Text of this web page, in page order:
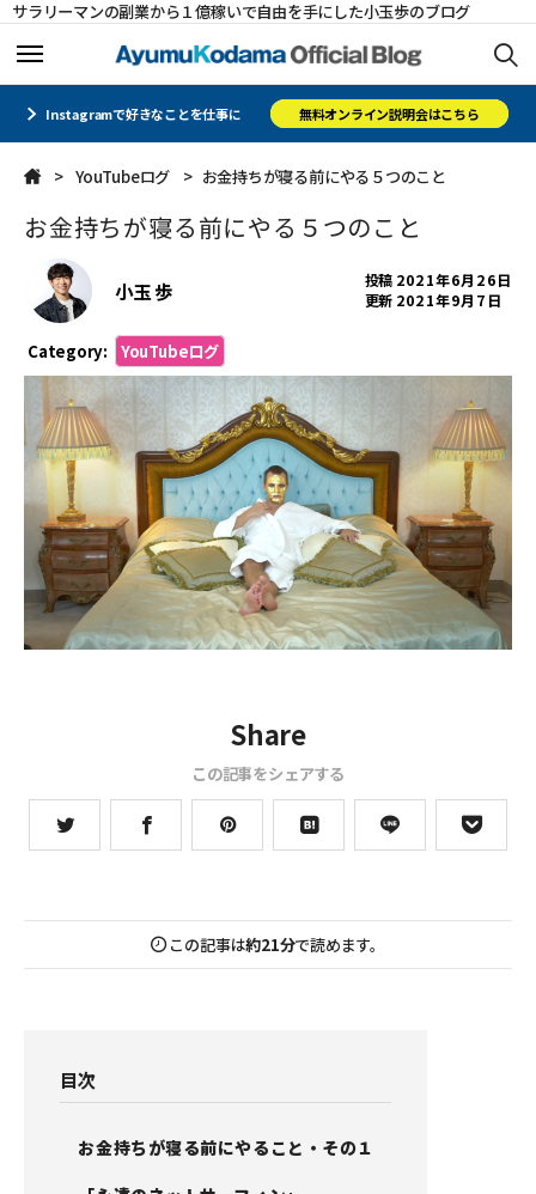
サラリーマンの副業から１億稼いで自由を手にした小玉歩のブログ
ホーム
メルマガ
コミュニティ
オフィシャルサイト
会社概要
CLOSE
ホーム
メルマガ
コミュニティ
オフィシャルサイト
会社概要
CLOSE
Instagramで好きなことを仕事に 無料オンライン説明会はこちら
YouTubeログ お金持ちが寝る前にやる５つのこと
お金持ちが寝る前にやる５つのこと
小玉 歩 投稿 2021年6月26日
更新 2021年9月7日
Category: YouTubeログ
Share
この記事をシェアする
この記事は約21分で読めます。
目次
お金持ちが寝る前にやること・その１